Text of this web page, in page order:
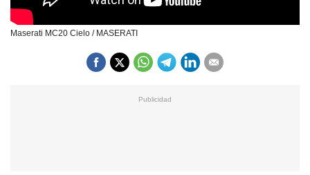
Maserati MC20 Cielo / MASERATI